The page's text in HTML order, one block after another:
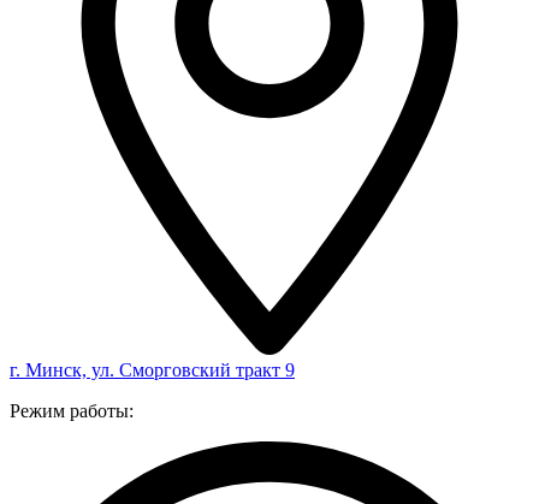
г. Минск, ул. Сморговский тракт 9
Режим работы: